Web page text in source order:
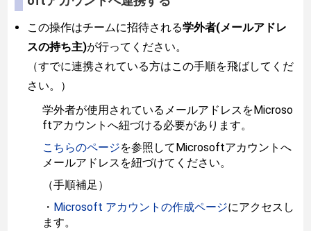
この操作はチームに招待される学外者(メールアドレ
スの持ち主)が行ってください。
（すでに連携されている方はこの手順を飛ばしてくだ
さい。）
学外者が使用されているメールアドレスをMicroso
ftアカウントへ紐づける必要があります。
こちらのページを参照してMicrosoftアカウントへ
メールアドレスを紐づけてください。
（手順補足）
・ Microsoft アカウントの作成ページにアクセスし
ます。